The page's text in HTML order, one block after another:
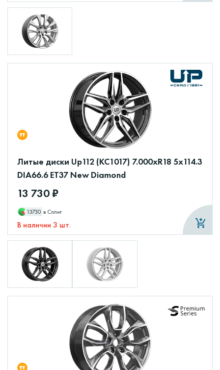
Литые диски Up112 (КС1017) 7.000xR18 5x114.3
DIA66.6 ET37 New Diamond
13 730 ₽
13730 в Сплит
В наличии 3 шт.